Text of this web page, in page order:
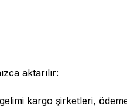
aktarılır:
kargo şirketleri,